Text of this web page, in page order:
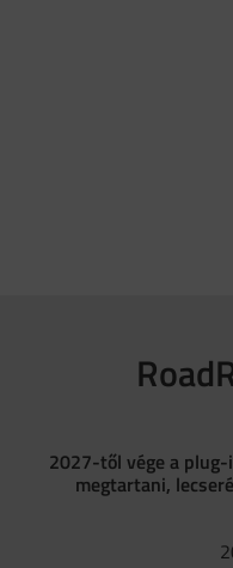
2027-től vége a
megtartani,